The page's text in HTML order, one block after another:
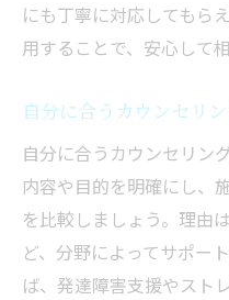
にも丁寧に対応してもら
用することで、安心して
自分に合うカウンセリ
自分に合うカウンセリン
内容や目的を明確にし、
を比較しましょう。理由
ど、分野によってサポー
ば、発達障害支援やスト